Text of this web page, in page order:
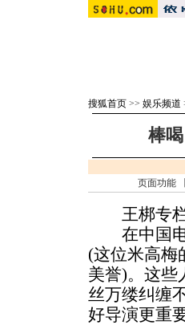
搜狐首页 >> 娱乐频道
棒
页面功能
王梆专
在中国电
(这位米高梅
美誉)。这些
丝万缕纠缠
好导演更重要